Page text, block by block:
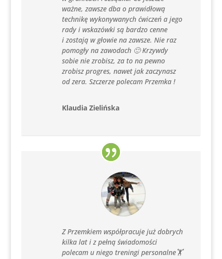
ważne, zawsze dba o prawidłową
technikę wykonywanych ćwiczeń a jego
rady i wskazówki są bardzo cenne
i zostają w głowie na zawsze. Nie raz
pomogły na zawodach 🙂 Krzywdy
sobie nie zrobisz, za to na pewno
zrobisz progres, nawet jak zaczynasz
od zera. Szczerze polecam Przemka !
Klaudia Zielińska
Z Przemkiem współpracuje już dobrych
kilka lat i z pełną świadomości
polecam u niego treningi personalne🏋️